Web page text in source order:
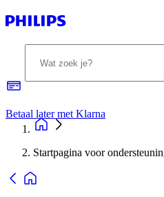
Betaal later met Klarna
Startpagina voor